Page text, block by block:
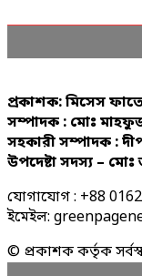
প্রকাশক: মিসেস
সম্পাদক : মোঃ
সহকারী সম্পাদক :
উপদেষ্টা সদস্য –
যোগাযোগ : +88
ইমেইল:
© প্রকাশক কর্তৃক